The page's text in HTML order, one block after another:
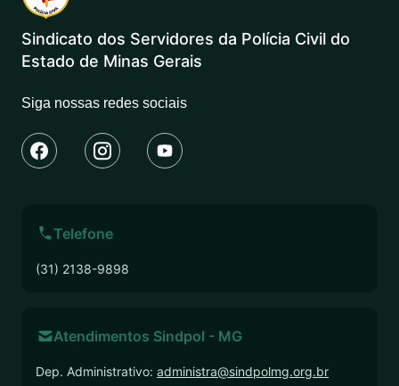
Sindicato dos Servidores da Polícia Civil do
Estado de Minas Gerais
Siga nossas redes sociais
Telefone
(31) 2138-9898
Atendimentos Sindpol - MG
Dep. Administrativo: administra@sindpolmg.org.br